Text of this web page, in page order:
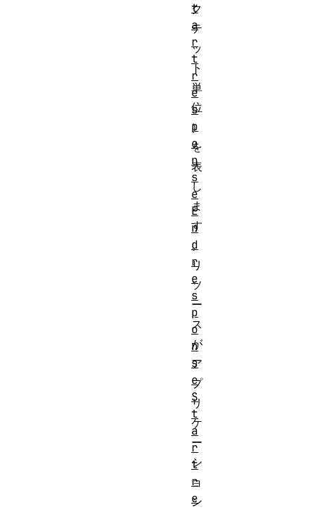
ク
テ
ッ
ト
単
位
）
を
表
し
ま
す
。
リ
ソ
ー
ス
が
ア
プ
リ
ケ
ー
シ
ョ
ン
t
a
r
t
r
e
s
p
o
n
s
e
E
n
d
r
e
s
p
o
n
s
e
S
t
a
r
t
r
e